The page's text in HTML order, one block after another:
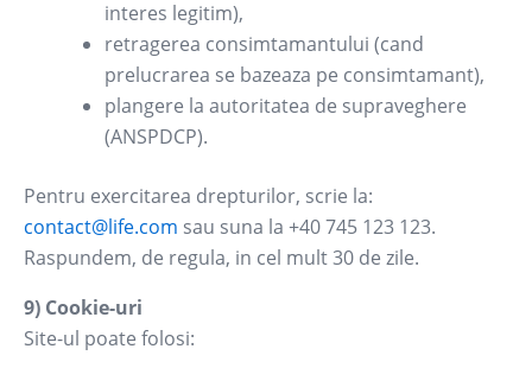
interes legitim),
retragerea consimtamantului (cand
prelucrarea se bazeaza pe consimtamant),
plangere la autoritatea de supraveghere
(ANSPDCP).
Pentru exercitarea drepturilor, scrie la:
contact@life.com sau suna la +40 745 123 123.
Raspundem, de regula, in cel mult 30 de zile.
9) Cookie-uri
Site-ul poate folosi: